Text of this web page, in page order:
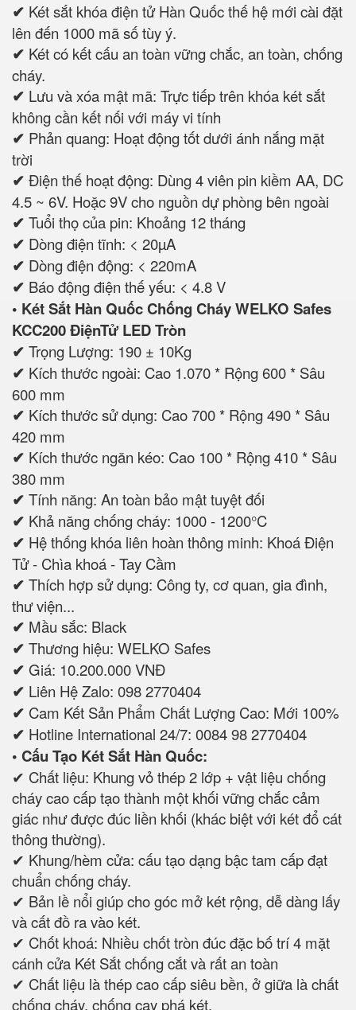
✔ Két sắt khóa điện tử Hàn Quốc thế hệ mới cài đặt
lên đến 1000 mã số tùy ý.
✔ Két có kết cấu an toàn vững chắc, an toàn, chống
cháy.
✔ Lưu và xóa mật mã: Trực tiếp trên khóa két sắt
không cần kết nối với máy vi tính
✔ Phản quang: Hoạt động tốt dưới ánh nắng mặt
trời
✔ Điện thế hoạt động: Dùng 4 viên pin kiềm AA, DC
4.5 ~ 6V. Hoặc 9V cho nguồn dự phòng bên ngoài
✔ Tuổi thọ của pin: Khoảng 12 tháng
✔ Dòng điện tĩnh: < 20µA
✔ Dòng điện động: < 220mA
✔ Báo động điện thế yếu: < 4.8 V
• Két Sắt Hàn Quốc Chống Cháy WELKO Safes
KCC200 ĐiệnTử LED Tròn
✔ Trọng Lượng: 190 ± 10Kg
✔ Kích thước ngoài: Cao 1.070 * Rộng 600 * Sâu
600 mm
✔ Kích thước sử dụng: Cao 700 * Rộng 490 * Sâu
420 mm
✔ Kích thước ngăn kéo: Cao 100 * Rộng 410 * Sâu
380 mm
✔ Tính năng: An toàn bảo mật tuyệt đối
✔ Khả năng chống cháy: 1000 - 1200°C
✔ Hệ thống khóa liên hoàn thông minh: Khoá Điện
Tử - Chìa khoá - Tay Cầm
✔ Thích hợp sử dụng: Công ty, cơ quan, gia đình,
thư viện...
✔ Mầu sắc: Black
✔ Thương hiệu: WELKO Safes
✔ Giá: 10.200.000 VNĐ
✔ Liên Hệ Zalo: 098 2770404
✔ Cam Kết Sản Phẩm Chất Lượng Cao: Mới 100%
✔ Hotline International 24/7: 0084 98 2770404
• Cấu Tạo Két Sắt Hàn Quốc:
✔ Chất liệu: Khung vỏ thép 2 lớp + vật liệu chống
cháy cao cấp tạo thành một khối vững chắc cảm
giác như được đúc liền khối (khác biệt với két đổ cát
thông thường).
✔ Khung/hèm cửa: cấu tạo dạng bậc tam cấp đạt
chuẩn chống cháy.
✔ Bản lề nổi giúp cho góc mở két rộng, dễ dàng lấy
và cất đồ ra vào két.
✔ Chốt khoá: Nhiều chốt tròn đúc đặc bố trí 4 mặt
cánh cửa Két Sắt chống cắt và rất an toàn
✔ Chất liệu là thép cao cấp siêu bền, ở giữa là chất
chống cháy, chống cạy phá két.